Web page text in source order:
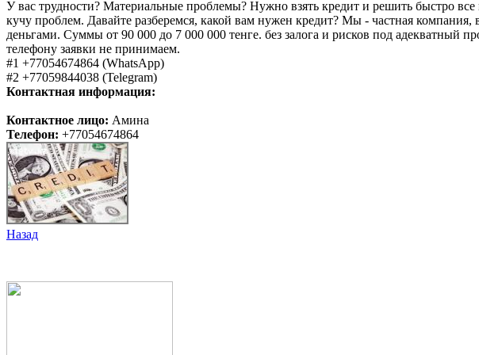
У вас трудности? Материальные проблемы? Нужно взять кредит и решить быстро все
кучу проблем. Давайте разберемся, какой вам нужен кредит? Мы - частная
деньгами. Суммы от 90 000 до 7 000 000 тенге. без залога и рисков под адекватный
телефону заявки не принимаем.
#1 +77054674864 (WhatsApp)
#2 +77059844038 (Telegram)
Контактная информация:
Контактное лицо: Амина
Телефон: +77054674864
Назад